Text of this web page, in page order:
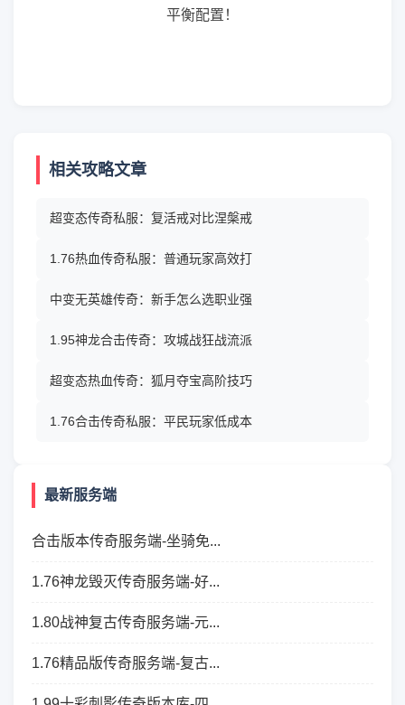
相关攻略文章
超变态传奇私服：复活戒对比涅槃戒
1.76热血传奇私服：普通玩家高效打
中变无英雄传奇：新手怎么选职业强
1.95神龙合击传奇：攻城战狂战流派
超变态热血传奇：狐月夺宝高阶技巧
1.76合击传奇私服：平民玩家低成本
最新服务端
合击版本传奇服务端-坐骑免...
1.76神龙毁灭传奇服务端-好...
1.80战神复古传奇服务端-元...
1.76精品版传奇服务端-复古...